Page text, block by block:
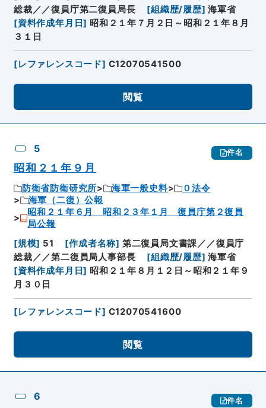
総裁／／復員庁第二復員局長
[組織歴/履歴] 海軍省
[資料作成年月日] 昭和２１年７月２日～昭和２１年８月
３１日
[レファレンスコード] C12070541500
閲覧
5 件名
昭和２１年９月
防衛省防衛研究所 海軍一般史料
０法令
海軍（二復）公報
昭和２１年６月 昭和２３年１月 復員庁第２復員
局公報
[規模] 51 [作成者名称] 第二復員局文書課／／復員庁
総裁／／第二復員局人事部長
[組織歴/履歴] 海軍省
[資料作成年月日] 昭和２１年８月１２日～昭和２１年９
月３０日
[レファレンスコード] C12070541600
閲覧
6 件名